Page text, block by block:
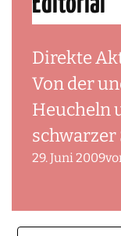
Direkte
Von der
Heucheln
schwarzer
29. Juni 2009